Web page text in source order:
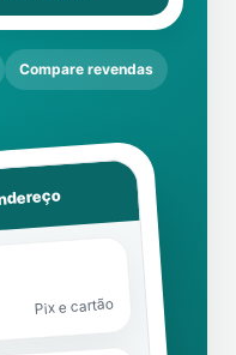
Compare revendas
Pix e cartão